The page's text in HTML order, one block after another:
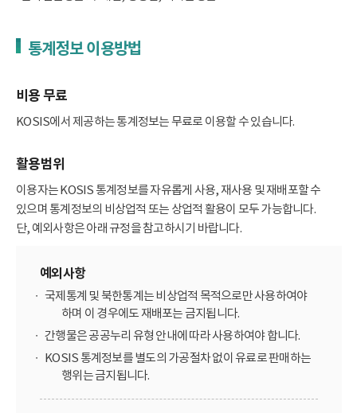
통계정보 이용방법
비용 무료
KOSIS에서 제공하는 통계정보는 무료로 이용할 수 있습니다.
활용범위
이용자는 KOSIS 통계정보를 자유롭게 사용, 재사용 및 재배포할 수
있으며 통계정보의 비상업적 또는 상업적 활용이 모두 가능합니다.
단, 예외사항은 아래 규정을 참고하시기 바랍니다.
예외사항
국제통계 및 북한통계는 비상업적 목적으로만 사용하여야
하며 이 경우에도 재배포는 금지됩니다.
간행물은 공공누리 유형 안내에 따라 사용하여야 합니다.
KOSIS 통계정보를 별도의 가공절차 없이 유료로 판매하는
행위는 금지됩니다.